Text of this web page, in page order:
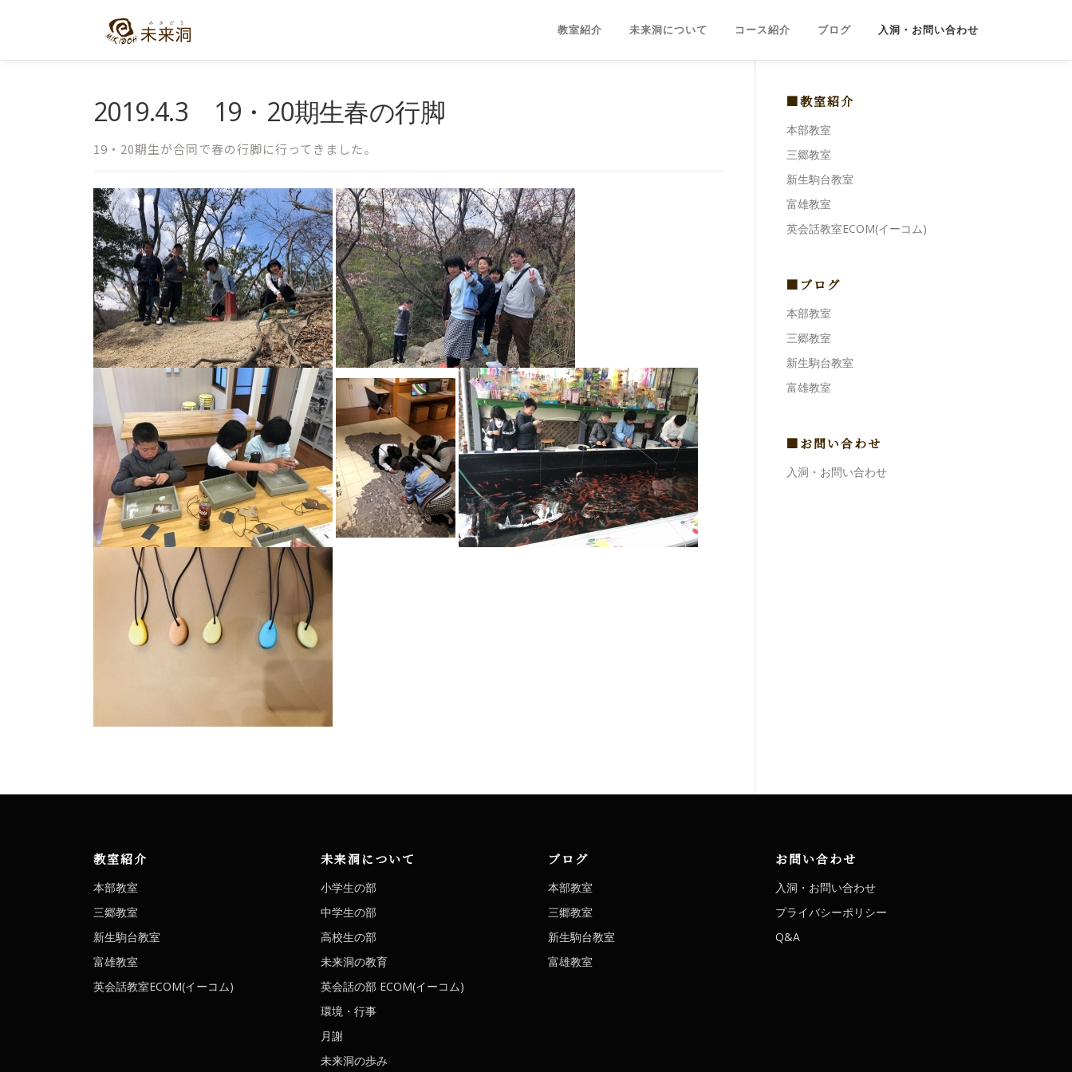
ン
教室紹介 未来洞について コース紹介 ブログ 入洞・お問い合わせ
2019.4.3 19・20期生春の行脚
19・20期生が合同で春の行脚に行ってきました。
■教室紹介
本部教室
三郷教室
新生駒台教室
富雄教室
英会話教室ECOM(イーコム)
■ブログ
本部教室
三郷教室
新生駒台教室
富雄教室
■お問い合わせ
入洞・お問い合わせ
教室紹介
本部教室
三郷教室
新生駒台教室
富雄教室
英会話教室ECOM(イーコム)
未来洞について
小学生の部
中学生の部
高校生の部
未来洞の教育
英会話の部 ECOM(イーコム)
環境・行事
月謝
未来洞の歩み
ブログ
本部教室
三郷教室
新生駒台教室
富雄教室
お問い合わせ
入洞・お問い合わせ
プライバシーポリシー
Q&A